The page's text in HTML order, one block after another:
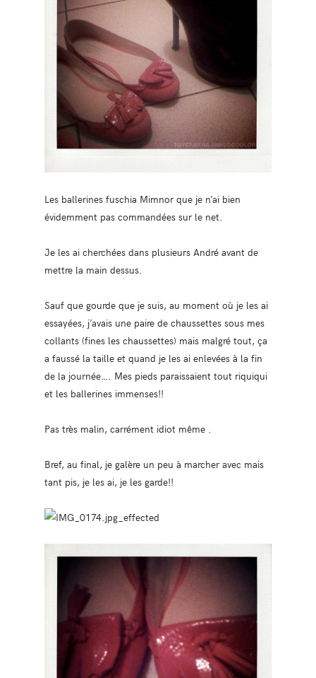
Les ballerines fuschia Mimnor que je n’ai bien
évidemment pas commandées sur le net.
Je les ai cherchées dans plusieurs André avant de
mettre la main dessus.
Sauf que gourde que je suis, au moment où je les ai
essayées, j’avais une paire de chaussettes sous mes
collants (fines les chaussettes) mais malgré tout, ça
a faussé la taille et quand je les ai enlevées à la fin
de la journée…. Mes pieds paraissaient tout riquiqui
et les ballerines immenses!!
Pas très malin, carrément idiot même .
Bref, au final, je galère un peu à marcher avec mais
tant pis, je les ai, je les garde!!